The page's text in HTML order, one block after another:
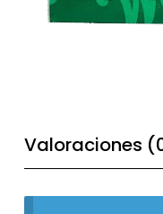
Valoraciones